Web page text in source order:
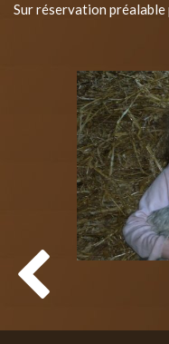
Sur réservation